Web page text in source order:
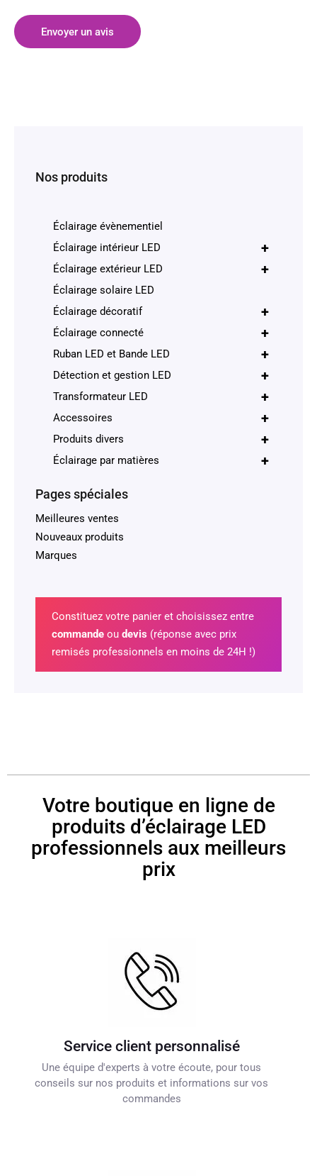
Envoyer un avis
Nos produits
Éclairage évènementiel
+
Éclairage intérieur LED
+
Éclairage extérieur LED
Éclairage solaire LED
+
Éclairage décoratif
+
Éclairage connecté
+
Ruban LED et Bande LED
+
Détection et gestion LED
+
Transformateur LED
+
Accessoires
+
Produits divers
+
Éclairage par matières
Pages spéciales
Meilleures ventes
Nouveaux produits
Marques
Constituez votre panier et choisissez entre
commandeou devis (réponse avec prix
remisés professionnels en moins de 24H !)
Votre boutique en ligne de
produits d’éclairage LED
professionnels aux meilleurs
prix
Service client personnalisé
Une équipe d'experts à votre écoute, pour tous
conseils sur nos produits et informations sur vos
commandes